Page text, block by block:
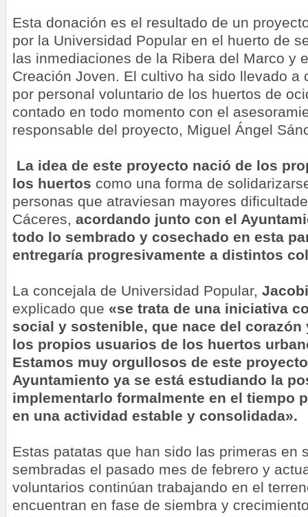
Esta donación es el resultado de un
por la Universidad Popular en el huerto de
las inmediaciones de la Ribera del Marco y
Creación Joven. El cultivo ha sido llevado a
por personal voluntario de los huertos de
contado en todo momento con el
responsable del proyecto, Miguel Ángel
La idea de este proyecto nació de los
los huertos como una forma de
personas que atraviesan mayores
Cáceres, acordando junto con el
todo lo sembrado y cosechado en esta
entregaría progresivamente a distintos
La concejala de Universidad Popular,
explicado que «se trata de una iniciativa
social y sostenible, que nace del
los propios usuarios de los huertos
Estamos muy orgullosos de este
Ayuntamiento ya se está estudiando la
implementarlo formalmente en el tiempo
en una actividad estable y consolidada».
Estas patatas que han sido las primeras en
sembradas el pasado mes de febrero y
voluntarios continúan trabajando en el
encuentran en fase de siembra y